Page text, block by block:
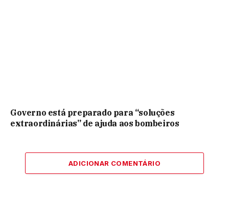
Governo está preparado para “soluções
extraordinárias” de ajuda aos bombeiros
ADICIONAR COMENTÁRIO